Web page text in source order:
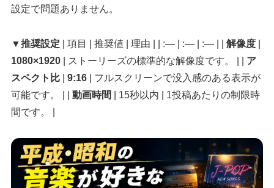
設定で問題ありません。
▼推奨設定 | 項目 | 推奨値 | 理由 | | :— | :— | :— | |解像度
1080×1920 | ストーリーズの標準的な解像度です。 | | ア
スペクト比 |9:16 | フルスクリーンで没入感のある表示が
可能です。 | |動画時間
| 15秒以内 | 1投稿あたりの制限時
間です。 |